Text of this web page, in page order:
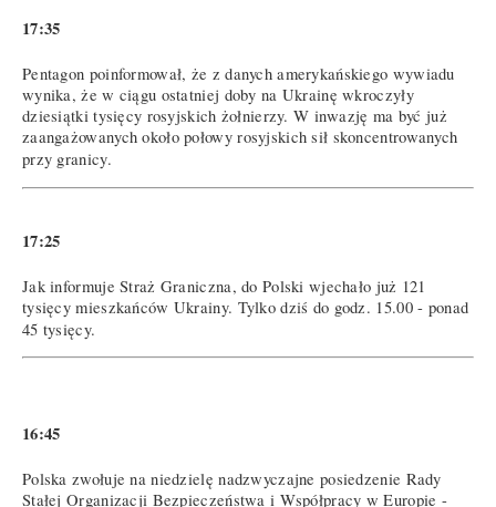
17:35
Pentagon poinformował, że z danych amerykańskiego wywiadu
wynika, że w ciągu ostatniej doby na Ukrainę wkroczyły
dziesiątki tysięcy rosyjskich żołnierzy. W inwazję ma być już
zaangażowanych około połowy rosyjskich sił skoncentrowanych
przy granicy.
17:25
Jak informuje Straż Graniczna, do Polski wjechało już 121
tysięcy mieszkańców Ukrainy. Tylko dziś do godz. 15.00 - ponad
45 tysięcy.
16:45
Polska zwołuje na niedzielę nadzwyczajne posiedzenie Rady
Stałej Organizacji Bezpieczeństwa i Współpracy w Europie -